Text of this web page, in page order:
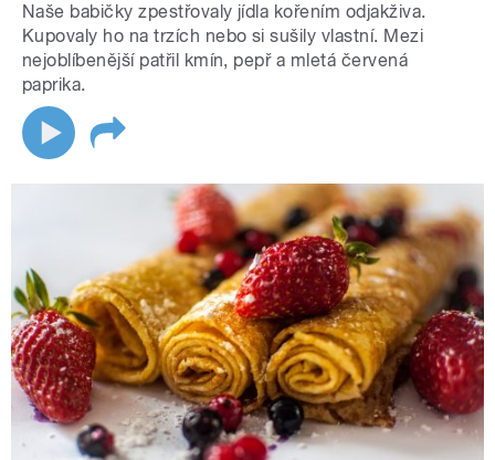
Naše babičky zpestřovaly jídla kořením odjakživa.
Kupovaly ho na trzích nebo si sušily vlastní. Mezi
nejoblíbenější patřil kmín, pepř a mletá červená
paprika.